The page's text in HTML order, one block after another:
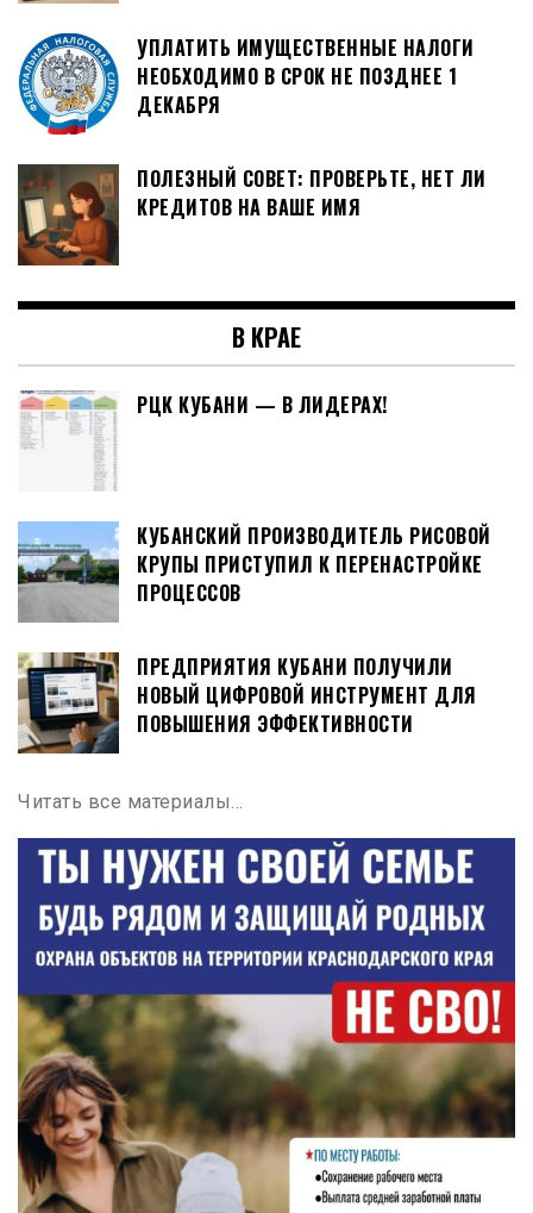
УПЛАТИТЬ ИМУЩЕСТВЕННЫЕ НАЛОГИ
НЕОБХОДИМО В СРОК НЕ ПОЗДНЕЕ 1
ДЕКАБРЯ
ПОЛЕЗНЫЙ СОВЕТ: ПРОВЕРЬТЕ, НЕТ ЛИ
КРЕДИТОВ НА ВАШЕ ИМЯ
В КРАЕ
РЦК КУБАНИ — В ЛИДЕРАХ!
КУБАНСКИЙ ПРОИЗВОДИТЕЛЬ РИСОВОЙ
КРУПЫ ПРИСТУПИЛ К ПЕРЕНАСТРОЙКЕ
ПРОЦЕССОВ
ПРЕДПРИЯТИЯ КУБАНИ ПОЛУЧИЛИ
НОВЫЙ ЦИФРОВОЙ ИНСТРУМЕНТ ДЛЯ
ПОВЫШЕНИЯ ЭФФЕКТИВНОСТИ
Читать все материалы…